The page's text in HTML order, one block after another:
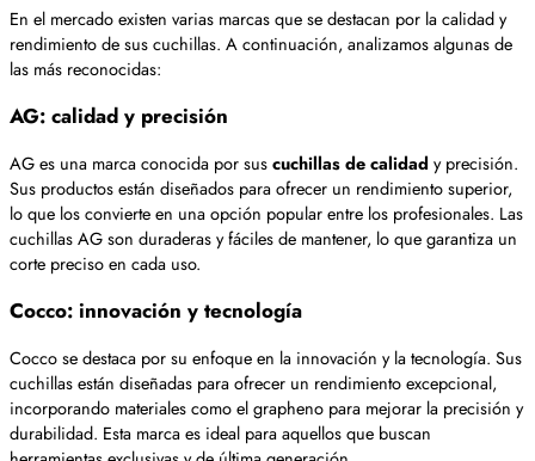
En el mercado existen varias marcas que se destacan por la calidad y
rendimiento de sus cuchillas. A continuación, analizamos algunas de
las más reconocidas:
AG: calidad y precisión
AG es una marca conocida por suscuchillas de calidady precisión.
Sus productos están diseñados para ofrecer un rendimiento superior,
lo que los convierte en una opción popular entre los profesionales. Las
cuchillas AG son duraderas y fáciles de mantener, lo que garantiza un
corte preciso en cada uso.
Cocco: innovación y tecnología
Cocco se destaca por su enfoque en la innovación y la tecnología. Sus
cuchillas están diseñadas para ofrecer un rendimiento excepcional,
incorporando materiales como el grapheno para mejorar la precisión y
durabilidad. Esta marca es ideal para aquellos que buscan